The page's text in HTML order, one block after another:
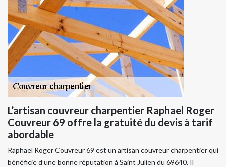
L’artisan couvreur charpentier Raphael Roger
Couvreur 69 offre la gratuité du devis à tarif
abordable
Raphael Roger Couvreur 69 est un artisan couvreur charpentier qui
bénéficie d’une bonne réputation à Saint Julien du 69640. Il